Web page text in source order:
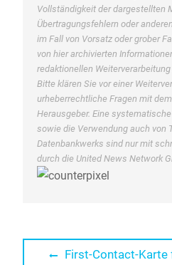
Vollständigkeit der dargestellten
Übertragungsfehlern oder
im Fall von Vorsatz oder grober
von hier archivierten
redaktionellen
Bitte klären Sie vor einer
urheberrechtliche Fragen mit
Herausgeber. Eine
sowie die Verwendung auch von
Datenbankwerks sind nur mit
durch die United News Network
Beitragsnavigation
Previous
First-Contact-Karte